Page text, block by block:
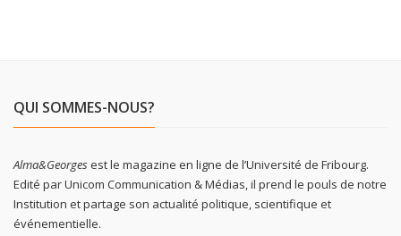
QUI SOMMES-NOUS?
Alma&Georgesest le magazine en ligne de l’Université de Fribourg.
Edité par Unicom Communication & Médias, il prend le pouls de notre
Institution et partage son actualité politique, scientifique et
événementielle.